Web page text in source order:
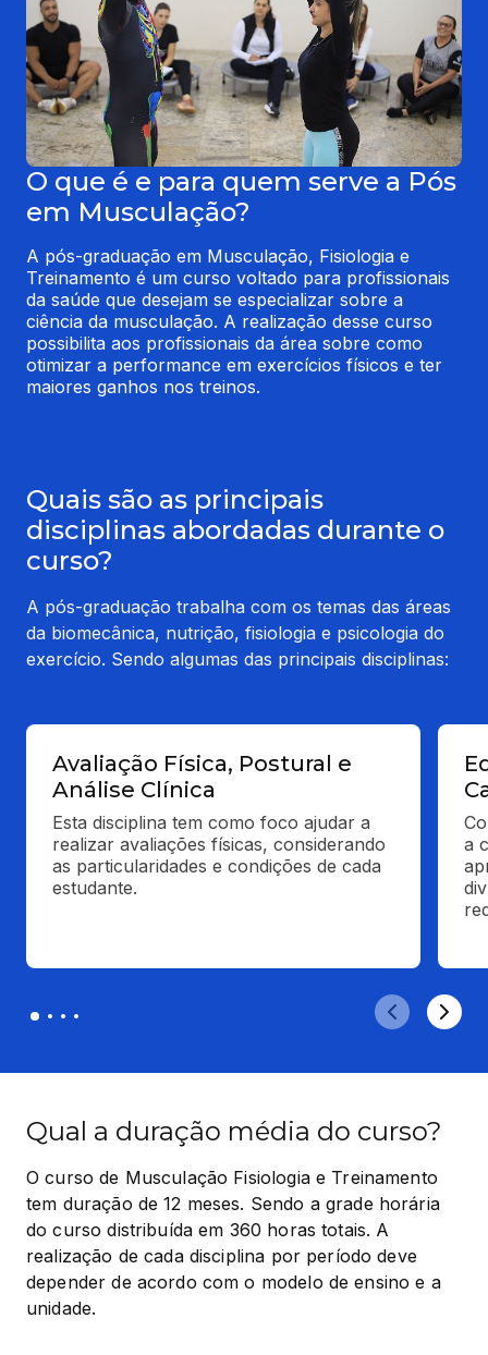
O que é e para quem serve a Pós
em Musculação?
A pós-graduação em Musculação, Fisiologia e
Treinamento é um curso voltado para profissionais
da saúde que desejam se especializar sobre a
ciência da musculação. A realização desse curso
possibilita aos profissionais da área sobre como
otimizar a performance em exercícios físicos e ter
maiores ganhos nos treinos.
Quais são as principais
disciplinas abordadas durante o
curso?
A pós-graduação trabalha com os temas das áreas
da biomecânica, nutrição, fisiologia e psicologia do
exercício. Sendo algumas das principais disciplinas:
Avaliação Física, Postural e
Análise Clínica
Esta disciplina tem como foco ajudar a
realizar avaliações físicas, considerando
as particularidades e condições de cada
estudante.
a
Qual a duração média do curso?
O curso de Musculação Fisiologia e Treinamento
tem duração de 12 meses. Sendo a grade horária
do curso distribuída em 360 horas totais. A
realização de cada disciplina por período deve
depender de acordo com o modelo de ensino e a
unidade.